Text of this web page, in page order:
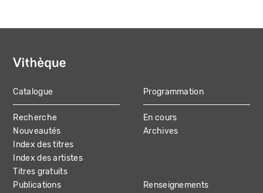
MAIN
NAVIGATION
Catalogue
Recherche
Nouveautés
Index des titres
Index des artistes
Titres gratuits
Programmation
En cours
Archives
Publications Renseignements